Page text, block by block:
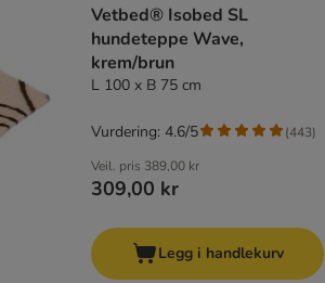
Vetbed® Isobed SL
hundeteppe Wave,
krem/brun
L 100 x B 75 cm
Veil. pris 389,00 kr
309,00 kr
Vurdering: 4.6/5 (443)
Legg i handlekurv